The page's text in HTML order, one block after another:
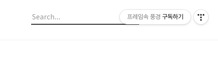
프레임속 풍경 구독하기